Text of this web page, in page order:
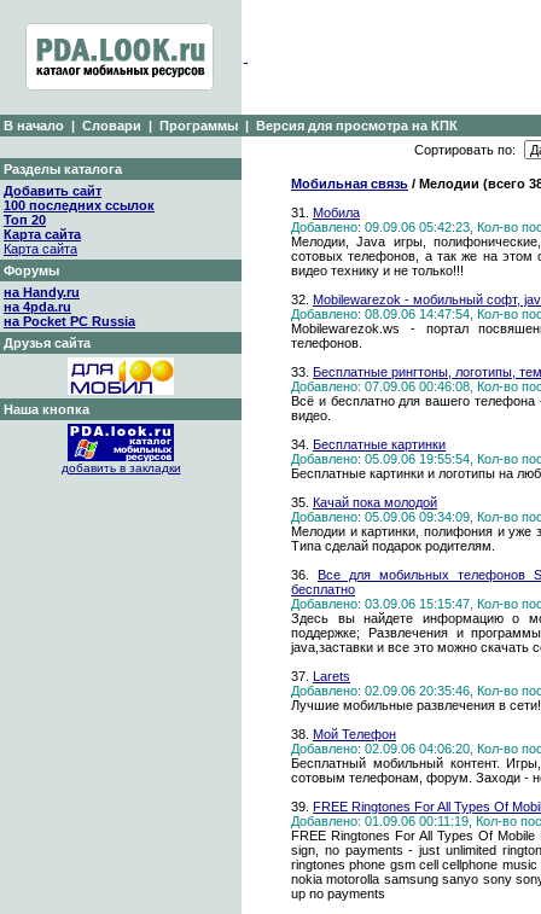
В начало | Словари | Программы | Версия для просмотра на КПК
Разделы каталога
Добавить сайт
100 последних ссылок
Топ 20
Карта сайта
Карта сайта
Форумы
на Handy.ru
на 4pda.ru
на Pocket PC Russia
Друзья сайта
Наша кнопка
добавить в закладки
Сортировать по:
Мобильная связь / Мелодии (всего
31. Мобила
Добавлено: 09.09.06 05:42:23, Кол-во
Мелодии, Java игры,
сотовых телефонов, а так же на этом
видео технику и не только!!!
32. Mobilewarezok - мобильный софт,
Добавлено: 08.09.06 14:47:54, Кол-во
Mobilewarezok.ws - портал
телефонов.
33. Бесплатные рингтоны, логотипы,
Добавлено: 07.09.06 00:46:08, Кол-во
Всё и бесплатно для вашего
видео.
34. Бесплатные картинки
Добавлено: 05.09.06 19:55:54, Кол-во
Бесплатные картинки и логотипы на
35. Качай пока молодой
Добавлено: 05.09.06 09:34:09, Кол-во
Мелодии и картинки, полифония и уже
Типа сделай подарок родителям.
36. Все для мобильных телефонов
бесплатно
Добавлено: 03.09.06 15:15:47, Кол-во
Здесь вы найдете информацию о
поддержке; Развлечения и
java,заставки и все это можно скачать
37. Larets
Добавлено: 02.09.06 20:35:46, Кол-во
Лучшие мобильные развлечения в
38. Мой Телефон
Добавлено: 02.09.06 04:06:20, Кол-во
Бесплатный мобильный контент.
сотовым телефонам, форум. Заходи -
39. FREE Ringtones For All Types Of
Добавлено: 01.09.06 00:11:19, Кол-во
FREE Ringtones For All Types Of
sign, no payments - just unlimited
ringtones phone gsm cell cellphone
nokia motorolla samsung sanyo sony
up no payments